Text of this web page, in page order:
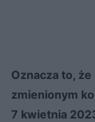
Oznacza to,
zmienionym
7 kwietnia